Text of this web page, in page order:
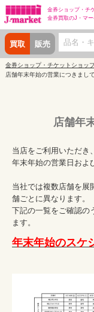
金券ショップ・ チ
金券買取のJ・マー
買取 販売
金券ショップ・チケットショッ
店舗年末年始の営業につきまして
店舗年
当店をご利用いただき
年末年始の営業日およ
当社では複数店舗を展
舗ごとに異なります。
下記の一覧をご確認の
ます。
年末年始のスケ